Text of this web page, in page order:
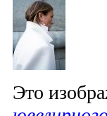
Это